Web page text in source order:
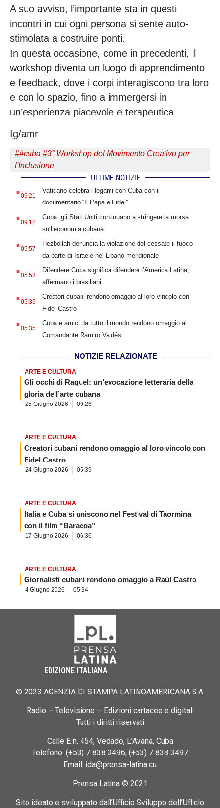
A suo avviso, l’importante sta in questi
incontri in cui ogni persona si sente auto-
stimolata a costruire ponti.
In questa occasione, come in precedenti, il
workshop diventa un luogo di apprendimento
e feedback, dove i corpi interagiscono tra loro
e con lo spazio, fino a immergersi in
un’esperienza piacevole e terapeutica.
Ig/amr
##cuba #3° Workshop del Movimento Creativo per
l'Inclusione
ULTIME NOTIZIE
.09:21
Vaticano celebra i legami con Cuba con il
documentario “Il Papa e Fidel”
.09:12
Cuba: gli Stati Uniti continuano a stringere la morsa
sull’economia cubana
.05:57
Hezbollah denuncia la violazione del cessate il fuoco
da parte di Israele nel Libano meridionale
.05:53
Difendere Cuba significa difendere l’America Latina,
affermano i brasiliani
.05:39
Creatori cubani rendono omaggio al loro vincolo con
Fidel Castro
.05:35
Cuba e amici da tutto il mondo rendono omaggio al
Comandante Ramiro Valdés
NOTIZIE RELAZIONATE
ARTE E CULTURA
Gli occhi di Raquel: un’evocazione letteraria della
gloria dell’arte cubana
25 Giugno 2026 09:26
ARTE E CULTURA
Creatori cubani rendono omaggio al loro vincolo con
Fidel Castro
24 Giugno 2026 05:39
ARTE E CULTURA
Italia e Cuba si uniscono nel Festival di Taormina
con il film “Baracoa”
17 Giugno 2026 06:36
ARTE E CULTURA
Giornalisti cubani rendono omaggio a Raúl Castro
4 Giugno 2026 05:34
EDIZIONE ITALIANA
© 2023 AGENZIA DI STAMPA LATINOAMERICANA S.A.
Radio – Televisione – Edizioni cartacee e digitali
Tutti i diritti riservati
Calle E n. 454, Vedado, L’Avana, Cuba
Telefono: (+53) 7 838 3496, (+53) 7 838 3497
Email: ida@prensa-latina.cu
Prensa Latina © 2021
Sito ideato e sviluppato dall’Ufficio Sviluppo dell’Ufficio